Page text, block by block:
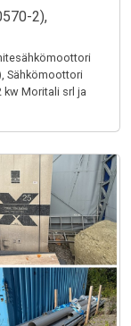
2),
Sähkömoottori
kw Moritali srl ja